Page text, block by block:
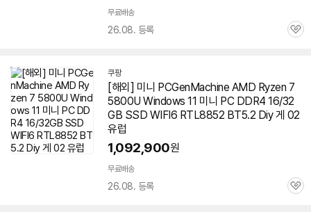
무료배송
26.08. 등록
관
쿠팡
[해외] 미니 PCGenMachine AMD Ryzen 7
5800U Windows 11 미니 PC DDR4 16/32
GB SSD WIFI6 RTL8852 BT5.2 Diy 게 02
유럽
1,092,900원
무료배송
26.08. 등록
관